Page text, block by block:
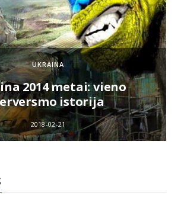
UKRAINA
2014 metai: vieno
istorija
2018-02-21